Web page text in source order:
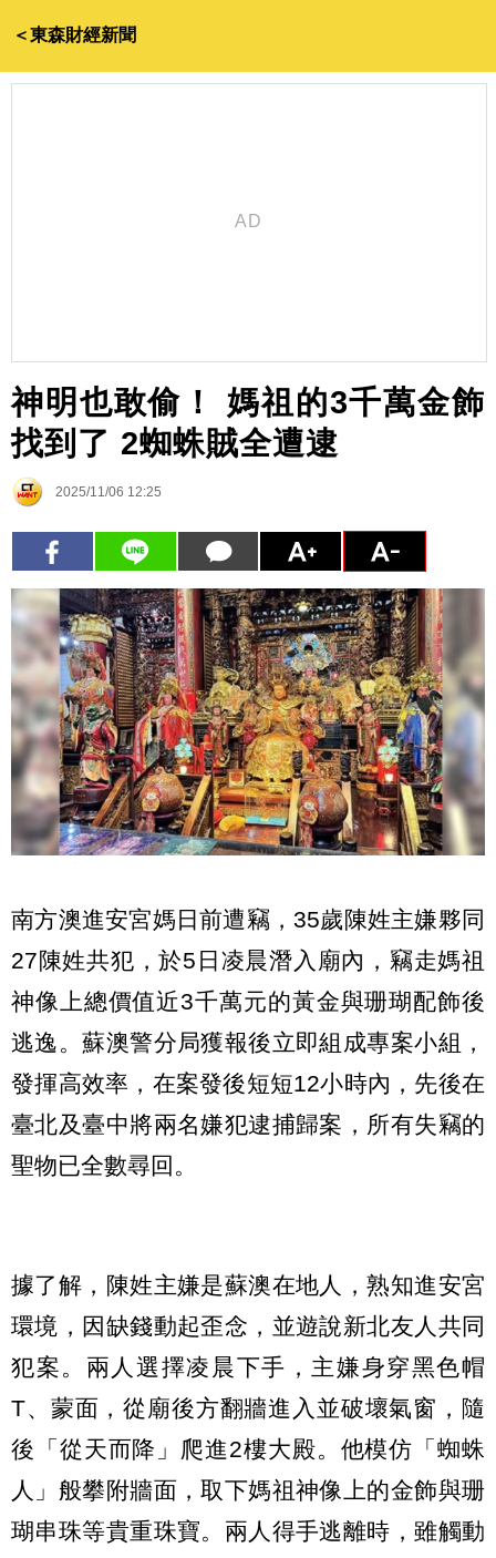
＜東森財經新聞
神明也敢偷！ 媽祖的3千萬金飾
找到了 2蜘蛛賊全遭逮
2025/11/06 12:25
南方澳進安宮媽日前遭竊，35歲陳姓主嫌夥同
27陳姓共犯，於5日凌晨潛入廟內，竊走媽祖
神像上總價值近3千萬元的黃金與珊瑚配飾後
逃逸。蘇澳警分局獲報後立即組成專案小組，
發揮高效率，在案發後短短12小時內，先後在
臺北及臺中將兩名嫌犯逮捕歸案，所有失竊的
聖物已全數尋回。
據了解，陳姓主嫌是蘇澳在地人，熟知進安宮
環境，因缺錢動起歪念，並遊說新北友人共同
犯案。兩人選擇凌晨下手，主嫌身穿黑色帽
T、蒙面，從廟後方翻牆進入並破壞氣窗，隨
後「從天而降」爬進2樓大殿。他模仿「蜘蛛
人」般攀附牆面，取下媽祖神像上的金飾與珊
瑚串珠等貴重珠寶。兩人得手逃離時，雖觸動